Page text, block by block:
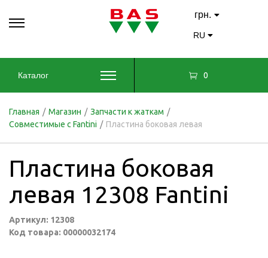
грн.
RU
Каталог 0
Главная / Магазин / Запчасти к жаткам /
Совместимые с Fantini / Пластина боковая левая
Пластина боковая
левая 12308 Fantini
Артикул: 12308
Код товара: 00000032174